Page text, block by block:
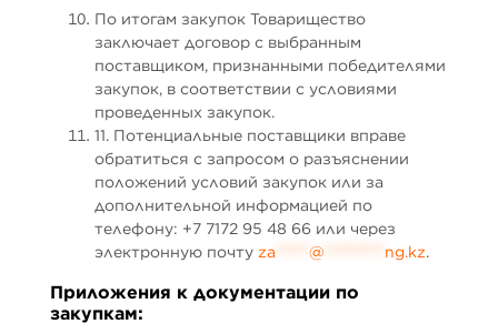
По итогам закупок Товарищество
заключает договор с выбранным
поставщиком, признанными победителями
закупок, в соответствии с условиями
проведенных закупок.
11. Потенциальные поставщики вправе
обратиться с запросом о разъяснении
положений условий закупок или за
дополнительной информацией по
телефону: +7 7172 95 48 66 или через
электронную почту za @ ng.kz.
Приложения к документации по
закупкам: